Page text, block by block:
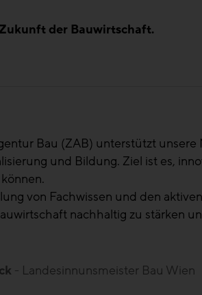
der Bauwirtschaft.
sich und wir als Branche
zu handeln, aber dann auch
Schnittstelle zwischen
- Landesinnungsmeister Bau